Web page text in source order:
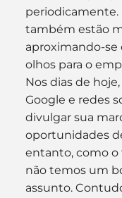
periodicamente.
também estão
aproximando-se
olhos para o
Nos dias de
Google e redes
divulgar sua
oportunidades
entanto, como o
não temos um
assunto.